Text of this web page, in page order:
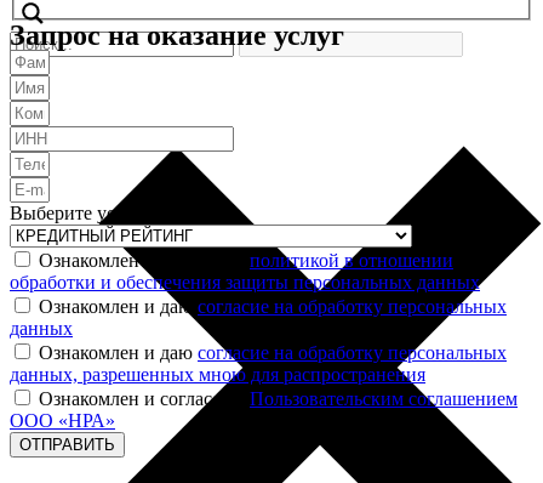
Запрос на оказание услуг
Выберите услугу
Ознакомлен и согласен с политикой в отношении
обработки и обеспечения защиты персональных данных
Ознакомлен и даю согласие на обработку персональных
данных
Ознакомлен и даю согласие на обработку персональных
данных, разрешенных мною для распространения
Ознакомлен и согласен с Пользовательским соглашением
ООО «НРА»
ОТПРАВИТЬ